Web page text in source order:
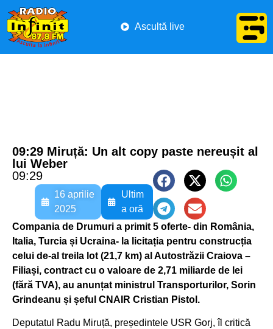
Ascultă live
09:29 Miruță: Un alt copy paste nereușit al
lui Weber
09:29
16 aprilie
2025
Ultim
a oră
Compania de Drumuri a primit 5 oferte- din România,
Italia, Turcia și Ucraina- la licitația pentru construcția
celui de-al treila lot (21,7 km) al Autostrăzii Craiova –
Filiași, contract cu o valoare de 2,71 miliarde de lei
(fără TVA), au anunțat ministrul Transporturilor, Sorin
Grindeanu și șeful CNAIR Cristian Pistol.
Deputatul Radu Miruță, președintele USR Gorj, îl critică